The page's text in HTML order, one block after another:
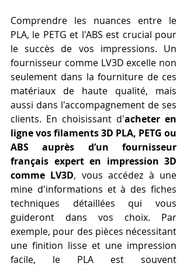
Comprendre les nuances entre le
PLA, le PETG et l'ABS est crucial pour
le succès de vos impressions. Un
fournisseur comme LV3D excelle non
seulement dans la fourniture de ces
matériaux de haute qualité, mais
aussi dans l'accompagnement de ses
clients. En choisissant d'acheter en
ligne vos filaments 3D PLA, PETG ou
ABS auprès d’un fournisseur
français expert en impression 3D
comme LV3D, vous accédez à une
mine d'informations et à des fiches
techniques détaillées qui vous
guideront dans vos choix. Par
exemple, pour des pièces nécessitant
une finition lisse et une impression
facile, le PLA est souvent